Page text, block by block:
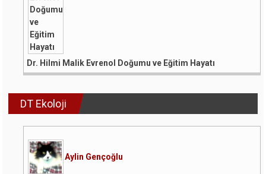
Dr. Hilmi Malik Evrenol Doğumu ve Eğitim Hayatı
DT Ekoloji
Aylin Gençoğlu